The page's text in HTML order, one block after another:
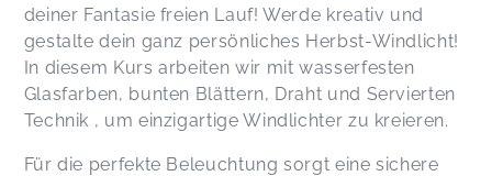
deiner Fantasie freien Lauf! Werde kreativ und
gestalte dein ganz persönliches Herbst-Windlicht!
In diesem Kurs arbeiten wir mit wasserfesten
Glasfarben, bunten Blättern, Draht und Servierten
Technik , um einzigartige Windlichter zu kreieren.
Für die perfekte Beleuchtung sorgt eine sichere